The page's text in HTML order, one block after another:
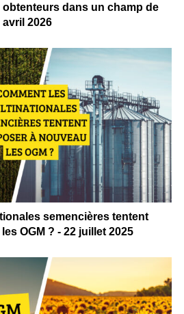
obtenteurs dans un champ de
2026
semencières tentent
OGM ? - 22 juillet 2025